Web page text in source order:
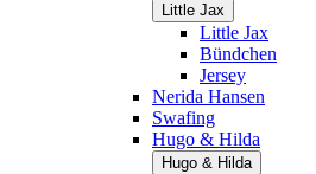
Little Jax
Little Jax
Bündchen
Jersey
Nerida Hansen
Swafing
Hugo & Hilda
Hugo & Hilda